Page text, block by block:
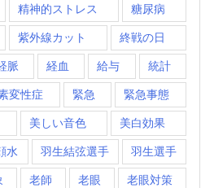
精神的ストレス 糖尿病
紫外線カット 終戦の日
脈 経血 給与 統計
変性症 緊急 緊急事態
美しい音色 美白効果
水 羽生結弦選手 羽生選手
老師 老眼 老眼対策